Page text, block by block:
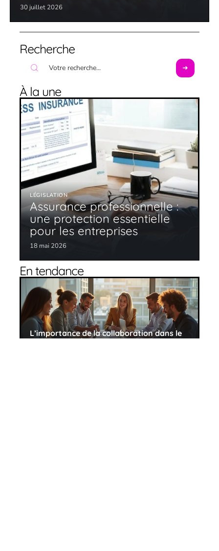
30 juillet 2026
Recherche
À la une
LÉGISLATION
Assurance professionnelle :
une protection essentielle
pour les entreprises
18 mai 2026
En tendance
L’importance de la collaboration dans le
succès d’une équipe